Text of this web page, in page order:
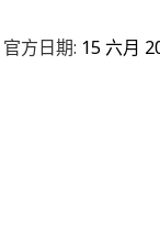
官方日期: 15 六月